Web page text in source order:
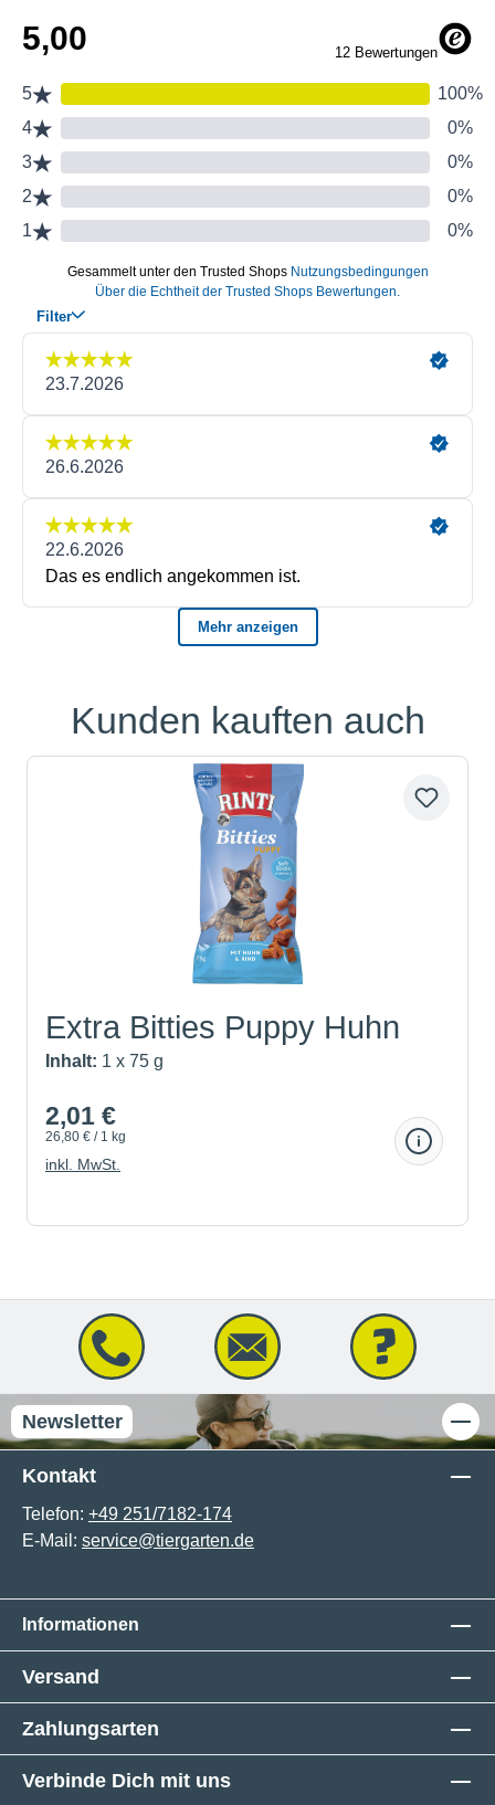
Produktgalerie überspringen
Kunden kauften auch
Extra Bitties Puppy Huhn
un...
Inhalt: 1 x 75 g
2,01 €
26,80 € / 1 kg
inkl. MwSt.
Newsletter
Kontakt
Telefon: +49 251/7182-174
E-Mail: service@tiergarten.de
Informationen
Versand
Zahlungsarten
Verbinde Dich mit uns